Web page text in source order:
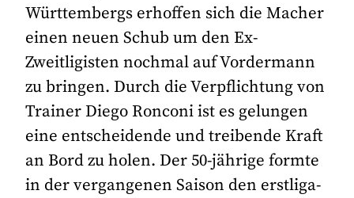
Württembergs erhoffen sich die Macher
einen neuen Schub um den Ex-
Zweitligisten nochmal auf Vordermann
zu bringen. Durch die Verpflichtung von
Trainer Diego Ronconi ist es gelungen
eine entscheidende und treibende Kraft
an Bord zu holen. Der 50-jährige formte
in der vergangenen Saison den erstliga-